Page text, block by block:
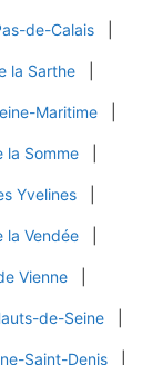
de-Calais
la Sarthe
Maritime
la Somme
Yvelines
la Vendée
Vienne
de-Seine
Saint-Denis